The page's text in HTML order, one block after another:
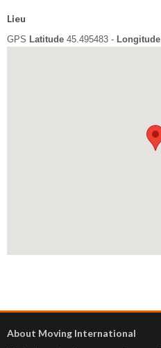
Lieu
GPS Latitude 45.495483 - Longitude
About Moving International